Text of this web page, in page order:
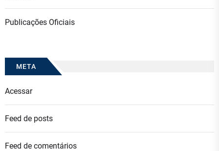
Publicações Oficiais
META
Acessar
Feed de posts
Feed de comentários